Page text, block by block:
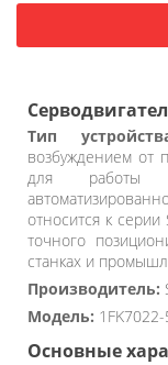
Тип
возбуждением от
для работы в
относится к
точного
станках и
Производитель:
Модель:
Основные